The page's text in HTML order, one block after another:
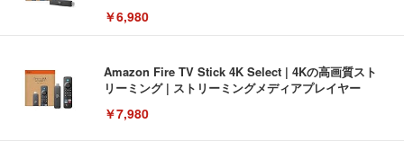
￥6,980
Amazon Fire TV Stick 4K Select | 4Kの高画質スト
リーミング | ストリーミングメディアプレイヤー
￥7,980